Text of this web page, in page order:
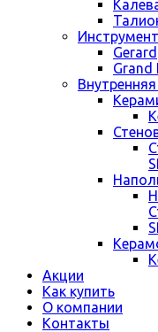
Gerard
Grand
Акции
Как купить
О компании
Контакты